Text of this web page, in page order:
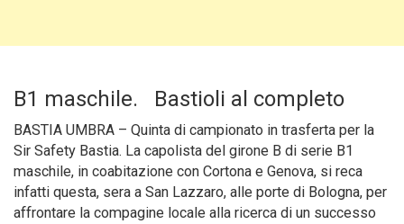
B1 maschile. Bastioli al completo
BASTIA UMBRA – Quinta di campionato in trasferta per la
Sir Safety Bastia. La capolista del girone B di serie B1
maschile, in coabitazione con Cortona e Genova, si reca
infatti questa, sera a San Lazzaro, alle porte di Bologna, per
affrontare la compagine locale alla ricerca di un successo